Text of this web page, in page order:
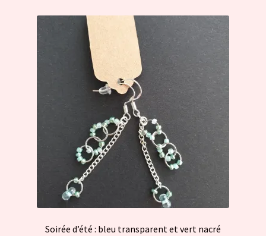
Soirée d’été : bleu transparent et vert nacré